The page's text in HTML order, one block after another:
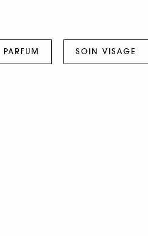
PARFUM SOIN VISAGE